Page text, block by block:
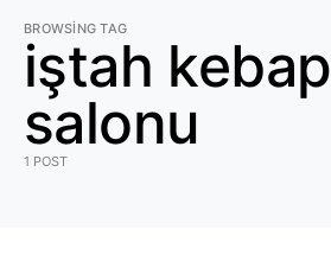
BROWSING TAG
iştah kebap
salonu
1 POST